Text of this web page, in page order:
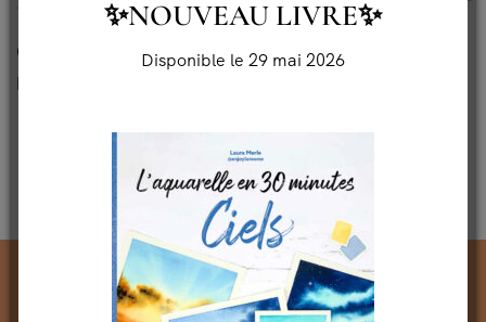
13 SEPTEMBRE 2020 MATÉRIEL AQUARELLE
Quels pinceaux choisir pour peindre à
l’aquarelle ?
Nothing Found.
✨NOUVEAU LIVRE✨
Disponible le 29 mai 2026